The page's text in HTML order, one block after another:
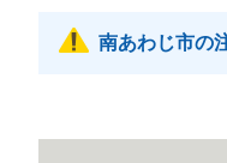
南あわじ市の